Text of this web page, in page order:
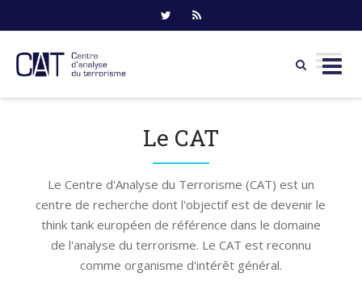
Le CAT
Le Centre d'Analyse du Terrorisme (CAT) est un
centre de recherche dont l'objectif est de devenir le
think tank européen de référence dans le domaine
de l'analyse du terrorisme. Le CAT est reconnu
comme organisme d'intérêt général.